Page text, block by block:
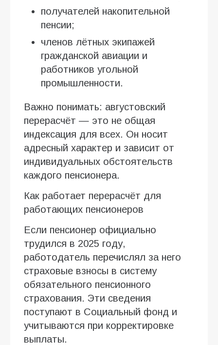
получателей накопительной
пенсии;
членов лётных экипажей
гражданской авиации и
работников угольной
промышленности.
Важно понимать: августовский
перерасчёт — это не общая
индексация для всех. Он носит
адресный характер и зависит от
индивидуальных обстоятельств
каждого пенсионера.
Как работает перерасчёт для
работающих пенсионеров
Если пенсионер официально
трудился в 2025 году,
работодатель перечислял за него
страховые взносы в систему
обязательного пенсионного
страхования. Эти сведения
поступают в Социальный фонд и
учитываются при корректировке
выплаты.